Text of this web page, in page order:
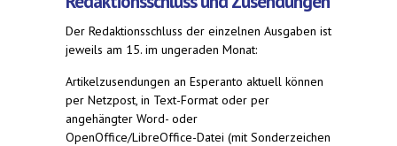
Der Redaktionsschluss der einzelnen Ausgaben ist
jeweils am 15. im ungeraden Monat:
Artikelzusendungen an Esperanto aktuell können
per Netzpost, in Text-Format oder per
angehängter Word- oder
OpenOffice/LibreOffice-Datei (mit Sonderzeichen